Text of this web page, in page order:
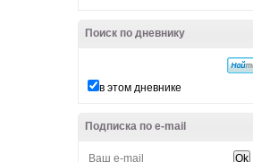
Поиск по дневнику
в этом дневнике
Подписка по e-mail